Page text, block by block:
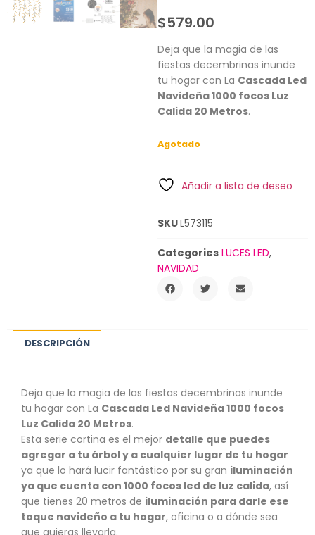
$579.00
Deja que la magia de las
fiestas decembrinas inunde
tu hogar con La Cascada Led
Navideña 1000 focos Luz
Calida 20 Metros.
Agotado
Añadir a lista de deseo
SKUL573115
Categories LUCES LED,
NAVIDAD
DESCRIPCIÓN
Deja que la magia de las fiestas decembrinas inunde
tu hogar con La Cascada Led Navideña 1000 focos
Luz Calida 20 Metros.
Esta serie cortina es el mejor detalle que puedes
agregar a tu árbol y a cualquier lugar de tu hogar
ya que lo hará lucir fantástico por su gran iluminación
ya que cuenta con 1000 focos led de luz calida, así
que tienes 20 metros de iluminación para darle ese
toque navideño a tu hogar, oficina o a dónde sea
que quieras llevarla.